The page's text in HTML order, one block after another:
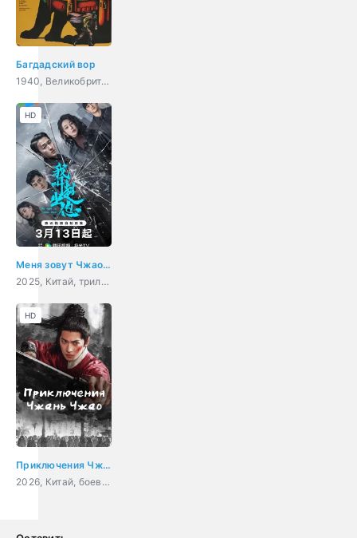
Багдадский вор
1940, Великобритания, США, фэнтези, мелодрама, приключения, семейный
Меня зовут Чжао Чуси
2025, Китай, триллер, драма, криминал
HD
Приключения Чжань Чжао
2026, Китай, боевик, фэнтези
HD